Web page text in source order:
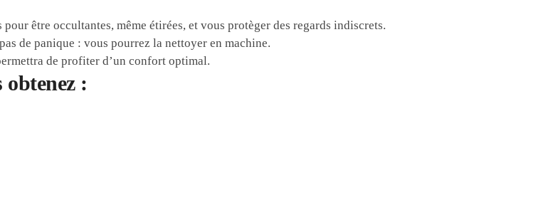
être occultantes, même étirées, et vous protèger des regards indiscrets.
de panique : vous pourrez la nettoyer en machine.
de profiter d’un confort optimal.
obtenez :